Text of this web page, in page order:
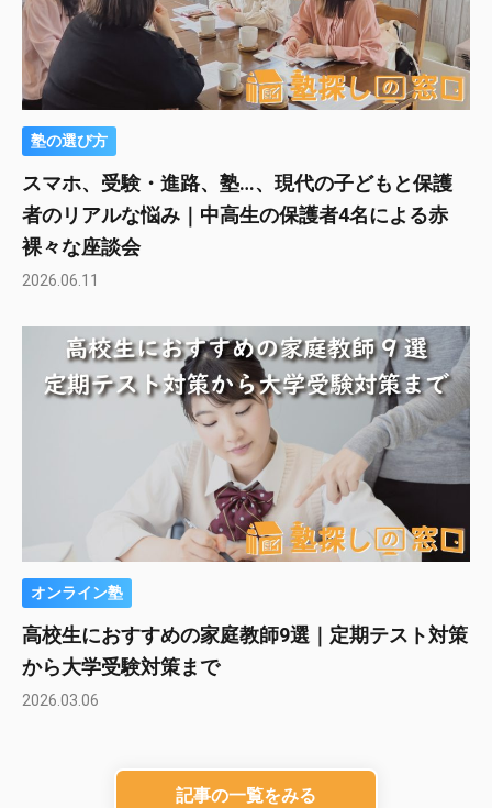
塾の選び方
スマホ、受験・進路、塾…、現代の子どもと保護
者のリアルな悩み｜中高生の保護者4名による赤
裸々な座談会
2026.06.11
オンライン塾
高校生におすすめの家庭教師9選｜定期テスト対策
から大学受験対策まで
2026.03.06
記事の一覧をみる